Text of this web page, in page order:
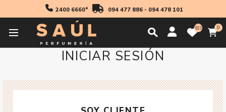
2400 6660* 094 477 886- 094 478 101
0 0
INICIAR SESIÓN